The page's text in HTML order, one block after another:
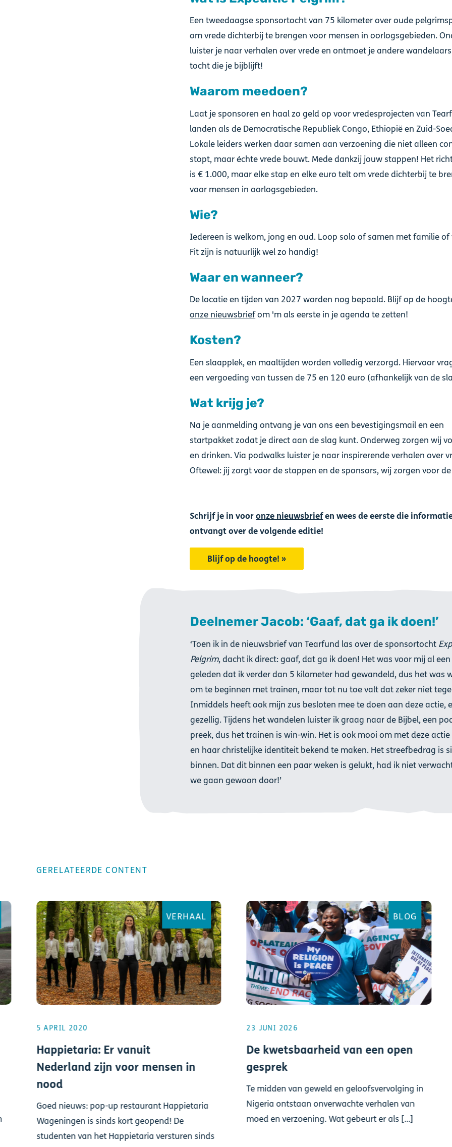
Een tweedaagse sponsortocht van 75 kilometer over oude
om vrede dichterbij te brengen voor mensen in oorlogsgebieden.
luister je naar verhalen over vrede en ontmoet je andere
tocht die je bijblijft!
Waarom meedoen?
Laat je sponsoren en haal zo geld op voor vredesprojecten van
landen als de Democratische Republiek Congo, Ethiopië en Zuid-
Lokale leiders werken daar samen aan verzoening die niet alleen
stopt, maar échte vrede bouwt. Mede dankzij jouw stappen! Het
is € 1.000, maar elke stap en elke euro telt om vrede dichterbij te
voor mensen in oorlogsgebieden.
Wie?
Iedereen is welkom, jong en oud. Loop solo of samen met familie of
Fit zijn is natuurlijk wel zo handig!
Waar en wanneer?
De locatie en tijden van 2027 worden nog bepaald. Blijf op de
onze nieuwsbriefom 'm als eerste in je agenda te zetten!
Kosten?
Een slaapplek, en maaltijden worden volledig verzorgd. Hiervoor
een vergoeding van tussen de 75 en 120 euro (afhankelijk van de
Wat krijg je?
Na je aanmelding ontvang je van ons een bevestigingsmail en een
startpakket zodat je direct aan de slag kunt. Onderweg zorgen wij
en drinken. Via podwalks luister je naar inspirerende verhalen over
Oftewel: jij zorgt voor de stappen en de sponsors, wij zorgen voor
Schrijf je in vooronze nieuwsbriefen wees de eerste die
ontvangt over de volgende editie!
Blijf op de hoogte! »
Deelnemer Jacob: ‘Gaaf, dat ga ik doen!’
‘Toen ik in de nieuwsbrief van Tearfund las over de sponsortocht
Pelgrim, dacht ik direct: gaaf, dat ga ik doen! Het was voor mij al
geleden dat ik verder dan 5 kilometer had gewandeld, dus het was
om te beginnen met trainen, maar tot nu toe valt dat zeker niet
Inmiddels heeft ook mijn zus besloten mee te doen aan deze actie,
gezellig. Tijdens het wandelen luister ik graag naar de Bijbel, een
preek, dus het trainen is win-win. Het is ook mooi om met deze
en haar christelijke identiteit bekend te maken. Het streefbedrag is
binnen. Dat dit binnen een paar weken is gelukt, had ik niet
we gaan gewoon door!’
GERELATEERDE CONTENT
VERHAAL
5 APRIL 2020
Happietaria: Er vanuit
Nederland zijn voor mensen in
nood
Goed nieuws: pop-up restaurant Happietaria
Wageningen is sinds kort geopend! De
studenten van het Happietaria versturen sinds
BLOG
23 JUNI 2026
De kwetsbaarheid van een open
gesprek
Te midden van geweld en geloofsvervolging in
Nigeria ontstaan onverwachte verhalen van
moed en verzoening. Wat gebeurt er als [...]